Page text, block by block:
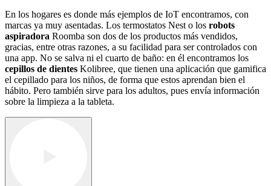
En los hogares es donde más ejemplos de IoT encontramos, con
marcas ya muy asentadas. Los termostatos Nest o los robots
aspiradora Roomba son dos de los productos más vendidos,
gracias, entre otras razones, a su facilidad para ser controlados con
una app. No se salva ni el cuarto de baño: en él encontramos los
cepillos de dientes Kolibree, que tienen una aplicación que gamifica
el cepillado para los niños, de forma que estos aprendan bien el
hábito. Pero también sirve para los adultos, pues envía información
sobre la limpieza a la tableta.